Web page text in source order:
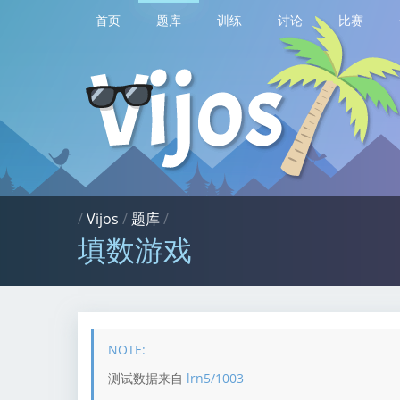
首页 题库 训练 讨论 比赛
/Vijos /题库/
填数游戏
测试数据来自 lrn5/1003